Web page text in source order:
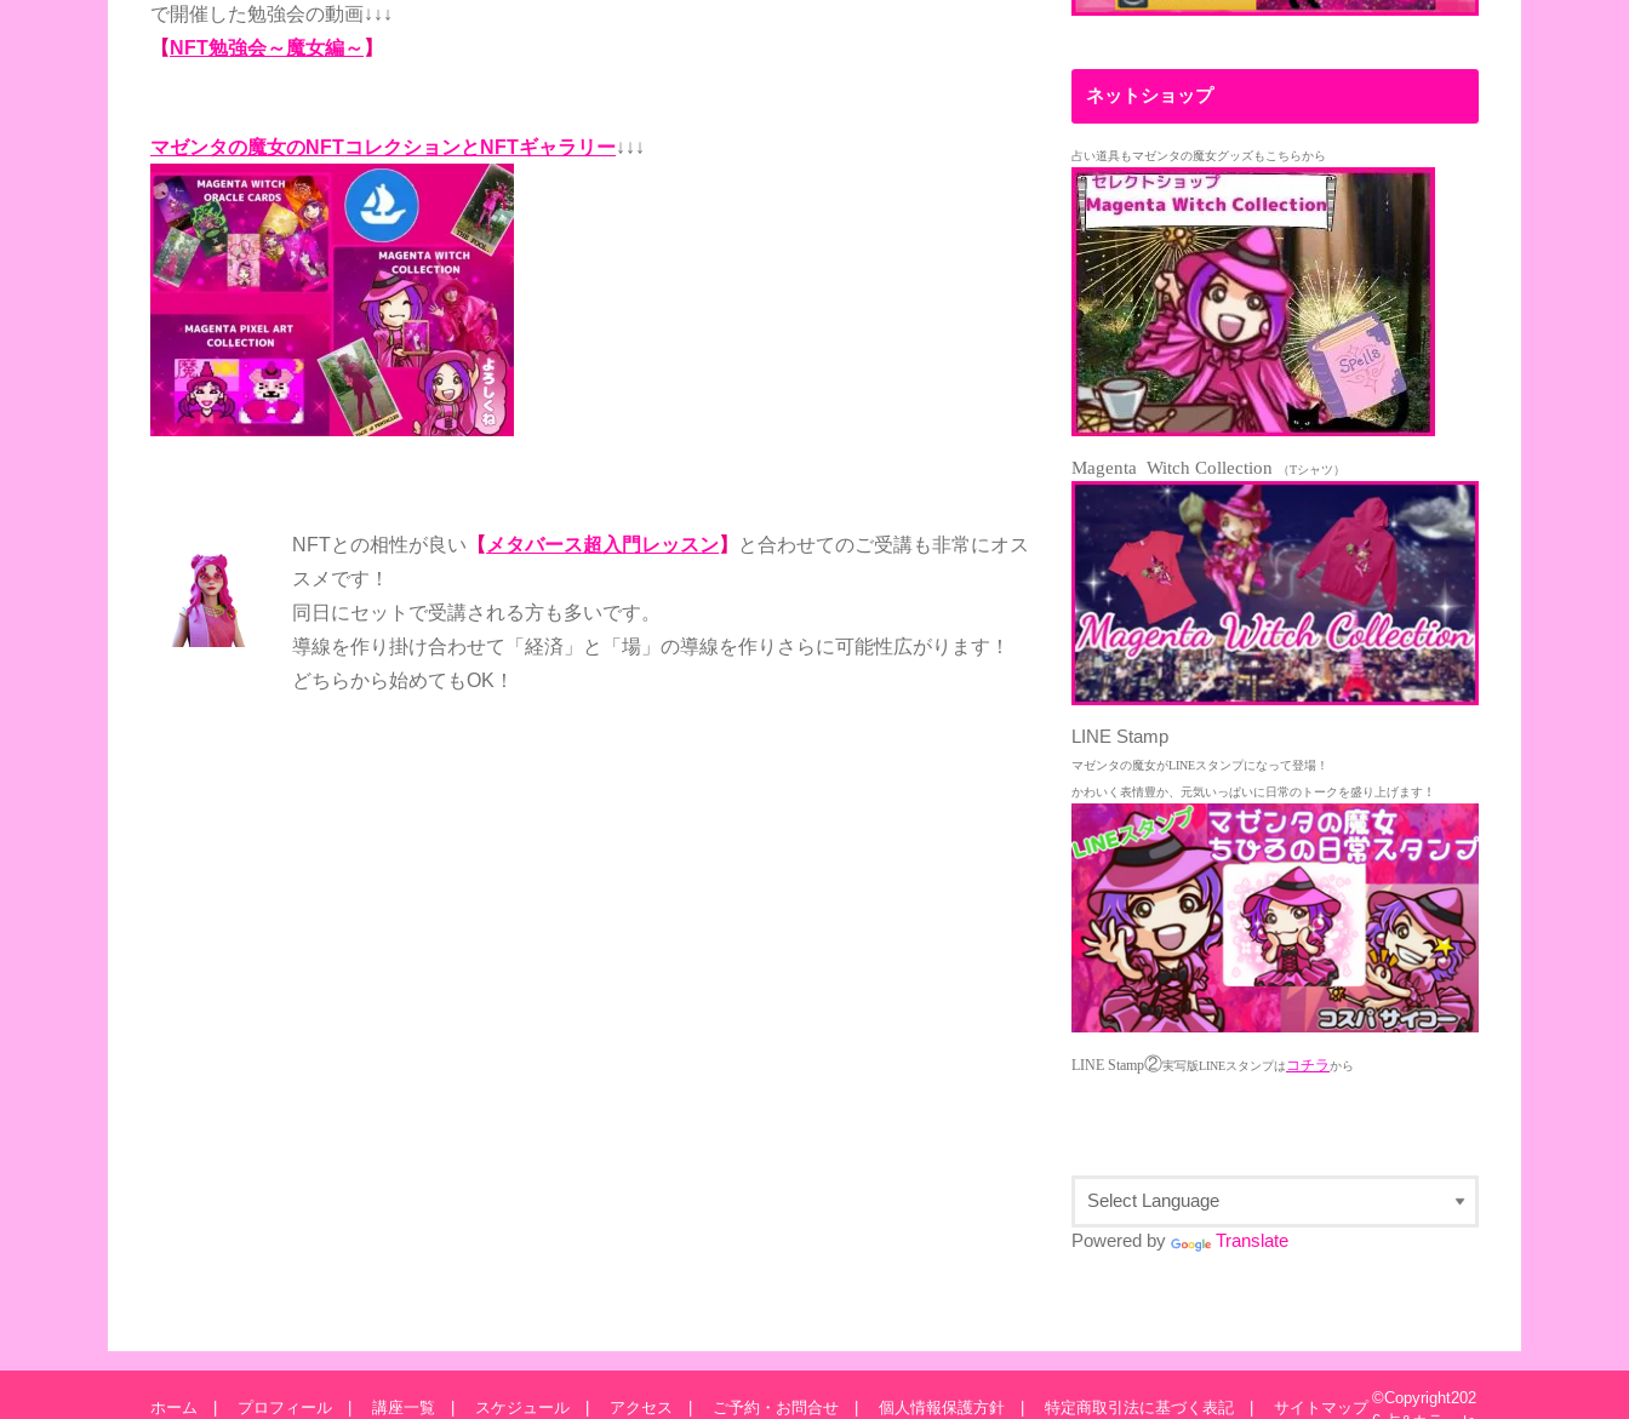
で開催した勉強会の動画↓ ↓↓
【NFT勉強会～魔女編～ 】
マゼンタの魔女のNFTコレクションとNFTギャラリー↓↓↓
NFTとの相性が良い 【 メタバース超入門レッスン】
と合わせてのご受講も非常にオス
スメです！
同日にセットで受講される方も多いです。
導線を作り掛け合わせて「経済」と「場」の導線を作りさらに可能性広がります！
どちらから始めてもOK！
ネットショップ
占い道具もマゼンタの魔女グッズもこちらから
Magenta Witch Collection （Tシャツ）
LINE Stamp
マゼンタの魔女がLINEスタンプになって登場！
かわいく表情豊か、元気いっぱいに日常のトークを盛り上げます ！
LINE Stamp②実写版LINEスタンプはコチラから
Powered by Translate
ホーム プロフィール 講座一覧 スケジュール アクセス ご予約・お問合せ 個人情報保護方針 特定商取引法に基づく表記 サイトマップ ©Copyright202